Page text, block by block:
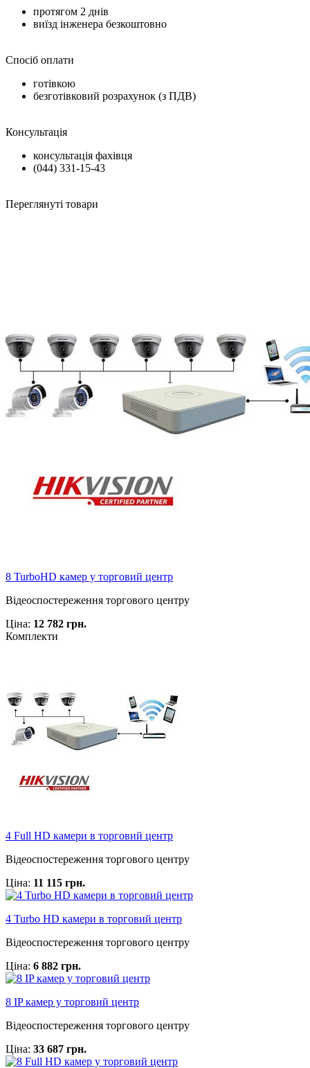
протягом 2 днів
виїзд інженера безкоштовно
Спосіб оплати
готівкою
безготівковий розрахунок (з ПДВ)
Консультація
консультація фахівця
(044) 331-15-43
Переглянуті товари
8 TurboHD камер у торговий центр
Відеоспостереження торгового центру
Ціна: 12 782 грн.
Комплекти
4 Full HD камери в торговий центр
Відеоспостереження торгового центру
Ціна: 11 115 грн.
4 Turbo HD камери в торговий центр
Відеоспостереження торгового центру
Ціна: 6 882 грн.
8 IP камер у торговий центр
Відеоспостереження торгового центру
Ціна: 33 687 грн.